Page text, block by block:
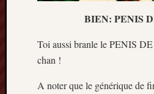
BIEN: PENIS
Toi aussi branle le PENIS
chan !
A noter que le générique de